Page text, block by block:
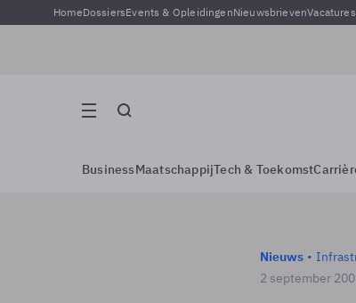
HomeDossiersEvents & OpleidingenNieuwsbrievenVacatures
BusinessMaatschappijTech & Toekomst
Nieuws
2 september